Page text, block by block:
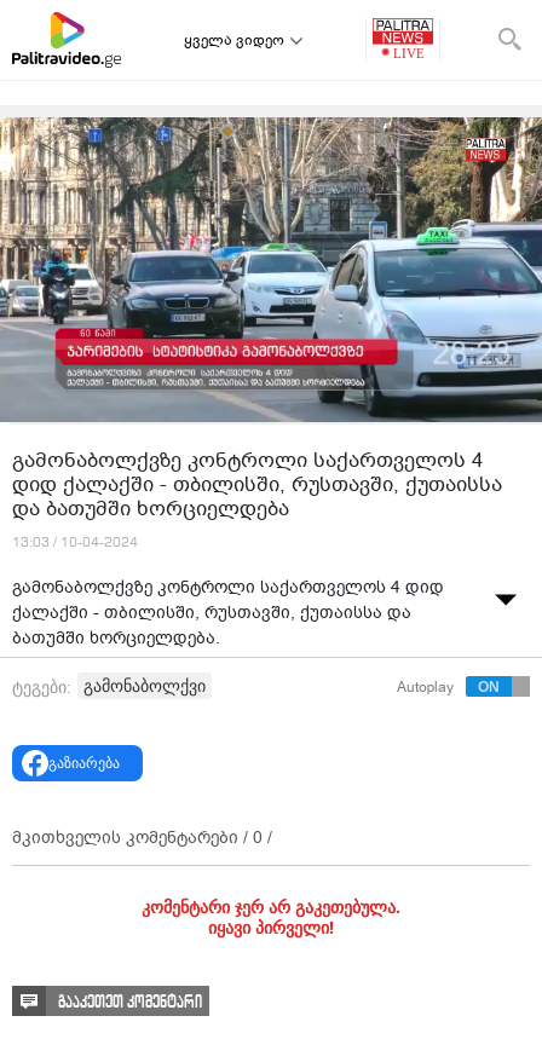
ყველა ვიდეო
გამონაბოლქვზე კონტროლი საქართველოს 4
დიდ ქალაქში - თბილისში, რუსთავში, ქუთაისსა
და ბათუმში ხორციელდება
13:03 / 10-04-2024
გამონაბოლქვზე კონტროლი საქართველოს 4 დიდ
ქალაქში - თბილისში, რუსთავში, ქუთაისსა და
ბათუმში ხორციელდება.
ტეგები: გამონაბოლქვი Autoplay
გაზიარება
მკითხველის კომენტარები / 0 /
კომენტარი ჯერ არ გაკეთებულა.
იყავი პირველი!
გააკეთეთ კომენტარი